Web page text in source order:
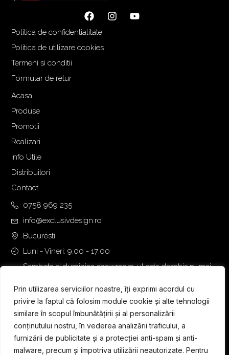
Prin utilizarea serviciilor noastre, îți exprimi acordul cu
privire la faptul că folosim module cookie și alte tehnologii
similare în scopul îmbunătățirii și al personalizării
conținutului nostru, în vederea analizării traficului, a
furnizării de publicitate și a protecției anti-spam și anti-
malware, precum și împotriva utilizării neautorizate. Pentru
Politica de confidentialitate
Politica de utilizare cookies
Termeni si conditii
Formular de retur
Acasa
Produse
Promotii
Realizari
Info Utile
Distribuitori
Contact
0758 969 235
info@exclusivdesign.ro
Bucuresti
Luni - Vineri: 9:00 - 17:00
Sambata si duminica showroom-ul este deschis numai